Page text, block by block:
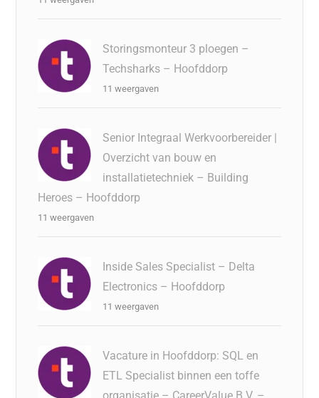
Storingsmonteur 3 ploegen –
Techsharks – Hoofddorp
11 weergaven
Senior Integraal Werkvoorbereider |
Overzicht van bouw en
installatietechniek – Building
Heroes – Hoofddorp
11 weergaven
Inside Sales Specialist – Delta
Electronics – Hoofddorp
11 weergaven
Vacature in Hoofddorp: SQL en
ETL Specialist binnen een toffe